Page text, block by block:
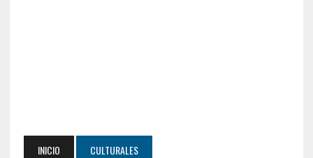
INICIO CULTURALES